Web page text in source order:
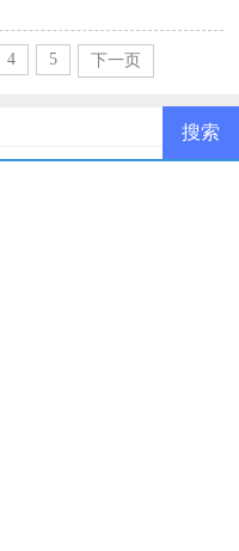
位简短辞职信，...
4 5
下一页